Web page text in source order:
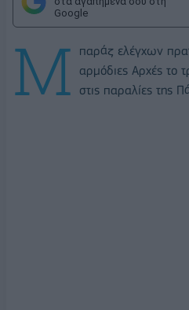
Google
Μ
παράζ ελέγχων
αρμόδιες Αρχές το
στις παραλίες της